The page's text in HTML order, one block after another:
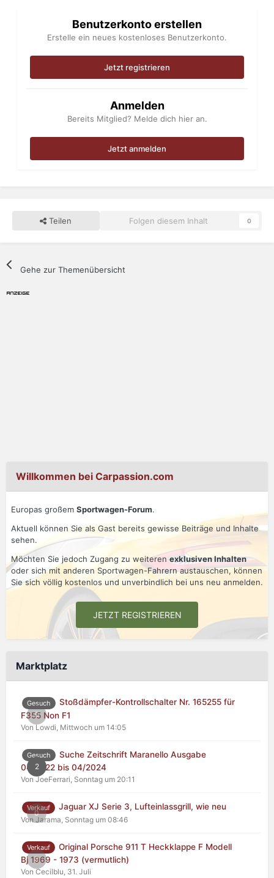
Benutzerkonto erstellen
Erstelle ein neues kostenloses Benutzerkonto.
Jetzt registrieren
Anmelden
Bereits Mitglied? Melde dich hier an.
Jetzt anmelden
Teilen Folgen diesem Inhalt 0
Gehe zur Themenübersicht
Willkommen bei Carpassion.com
Europas großem Sportwagen-Forum.
Aktuell können Sie als Gast bereits gewisse Beiträge und Inhalte
sehen.
Möchten Sie jedoch Zugang zu weiterenexklusiven Inhalten
oder sich mit anderen Sportwagen-Fahrern austauschen, können
Sie sich völlig kostenlos und unverbindlich bei uns neu anmelden.
JETZT REGISTRIEREN
Marktplatz
0
Gesuch
Stoßdämpfer-Kontrollschalter Nr. 165255 für
F355 Non F1
Von Lowdi, Mittwoch um 14:05
2
Gesuch
Suche Zeitschrift Maranello Ausgabe
04/2022 bis 04/2024
Von JoeFerrari, Sonntag um 20:11
0
Verkauf Jaguar XJ Serie 3, Lufteinlassgrill, wie neu
Von Jarama, Sonntag um 08:46
0
Verkauf
Original Porsche 911 T Heckklappe F Modell
Bj 1969 - 1973 (vermutlich)
Von Cecilblu, 31. Juli